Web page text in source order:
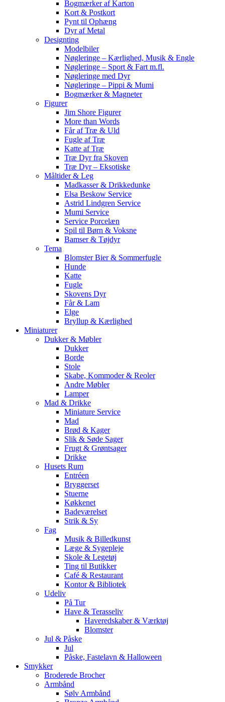
Bogmærker af Karton
Kort & Postkort
Pynt til Ophæng
Dyr af Metal
Designting
Modelbiler
Nøgleringe – Kærlighed, Musik & Engle
Nøgleringe – Sport & Fart m.fl.
Nøgleringe med Dyr
Nøgleringe – Pippi & Mumi
Bogmærker & Magneter
Figurer
Jim Shore Figurer
More than Words
Får af Træ & Uld
Fugle af Træ
Katte af Træ
Træ Dyr fra Skoven
Træ Dyr – Eksotiske
Måltider & Leg
Madkasser & Drikkedunke
Elsa Beskow Service
Astrid Lindgren Service
Mumi Service
Service Porcelæn
Spil til Børn & Voksne
Bamser & Tøjdyr
Tema
Blomster Bier & Sommerfugle
Hunde
Katte
Fugle
Skovens Dyr
Får & Lam
Elge
Bryllup & Kærlighed
Miniaturer
Dukker & Møbler
Dukker
Borde
Stole
Skabe, Kommoder & Reoler
Andre Møbler
Lamper
Mad & Drikke
Miniature Service
Mad
Brød & Kager
Slik & Søde Sager
Frugt & Grøntsager
Drikke
Husets Rum
Entréen
Bryggerset
Stuerne
Køkkenet
Badeværelset
Strik & Sy
Fag
Musik & Billedkunst
Læge & Sygepleje
Skole & Legetøj
Ting til Butikker
Café & Restaurant
Kontor & Bibliotek
Udeliv
På Tur
Have & Terasseliv
Haveredskaber & Værktøj
Blomster
Jul & Påske
Jul
Påske, Fastelavn & Halloween
Smykker
Broderede Brocher
Armbånd
Sølv Armbånd